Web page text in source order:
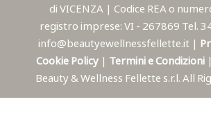
di VICENZA | Codice REA o
registro imprese: VI - 267869 Tel.
info@beautyewellnessfellette.it |
Cookie Policy | Termini e Condizioni
Beauty & Wellness Fellette s.r.l. All